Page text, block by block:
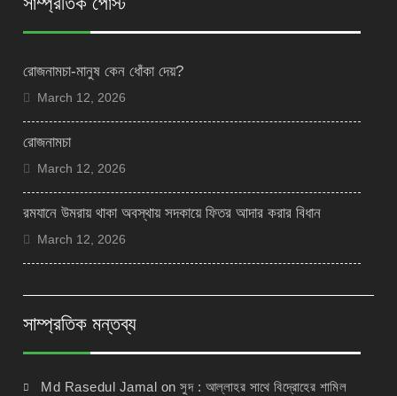
রোজনামচা-মানুষ কেন ধোঁকা দেয়?
March 12, 2026
রোজনামচা
March 12, 2026
রমযানে উমরায় থাকা অবস্থায় সদকায়ে ফিতর আদার করার বিধান
March 12, 2026
সাম্প্রতিক মন্তব্য
Md Rasedul Jamal onসুদ : আল্লাহর সাথে বিদ্রোহের শামিল